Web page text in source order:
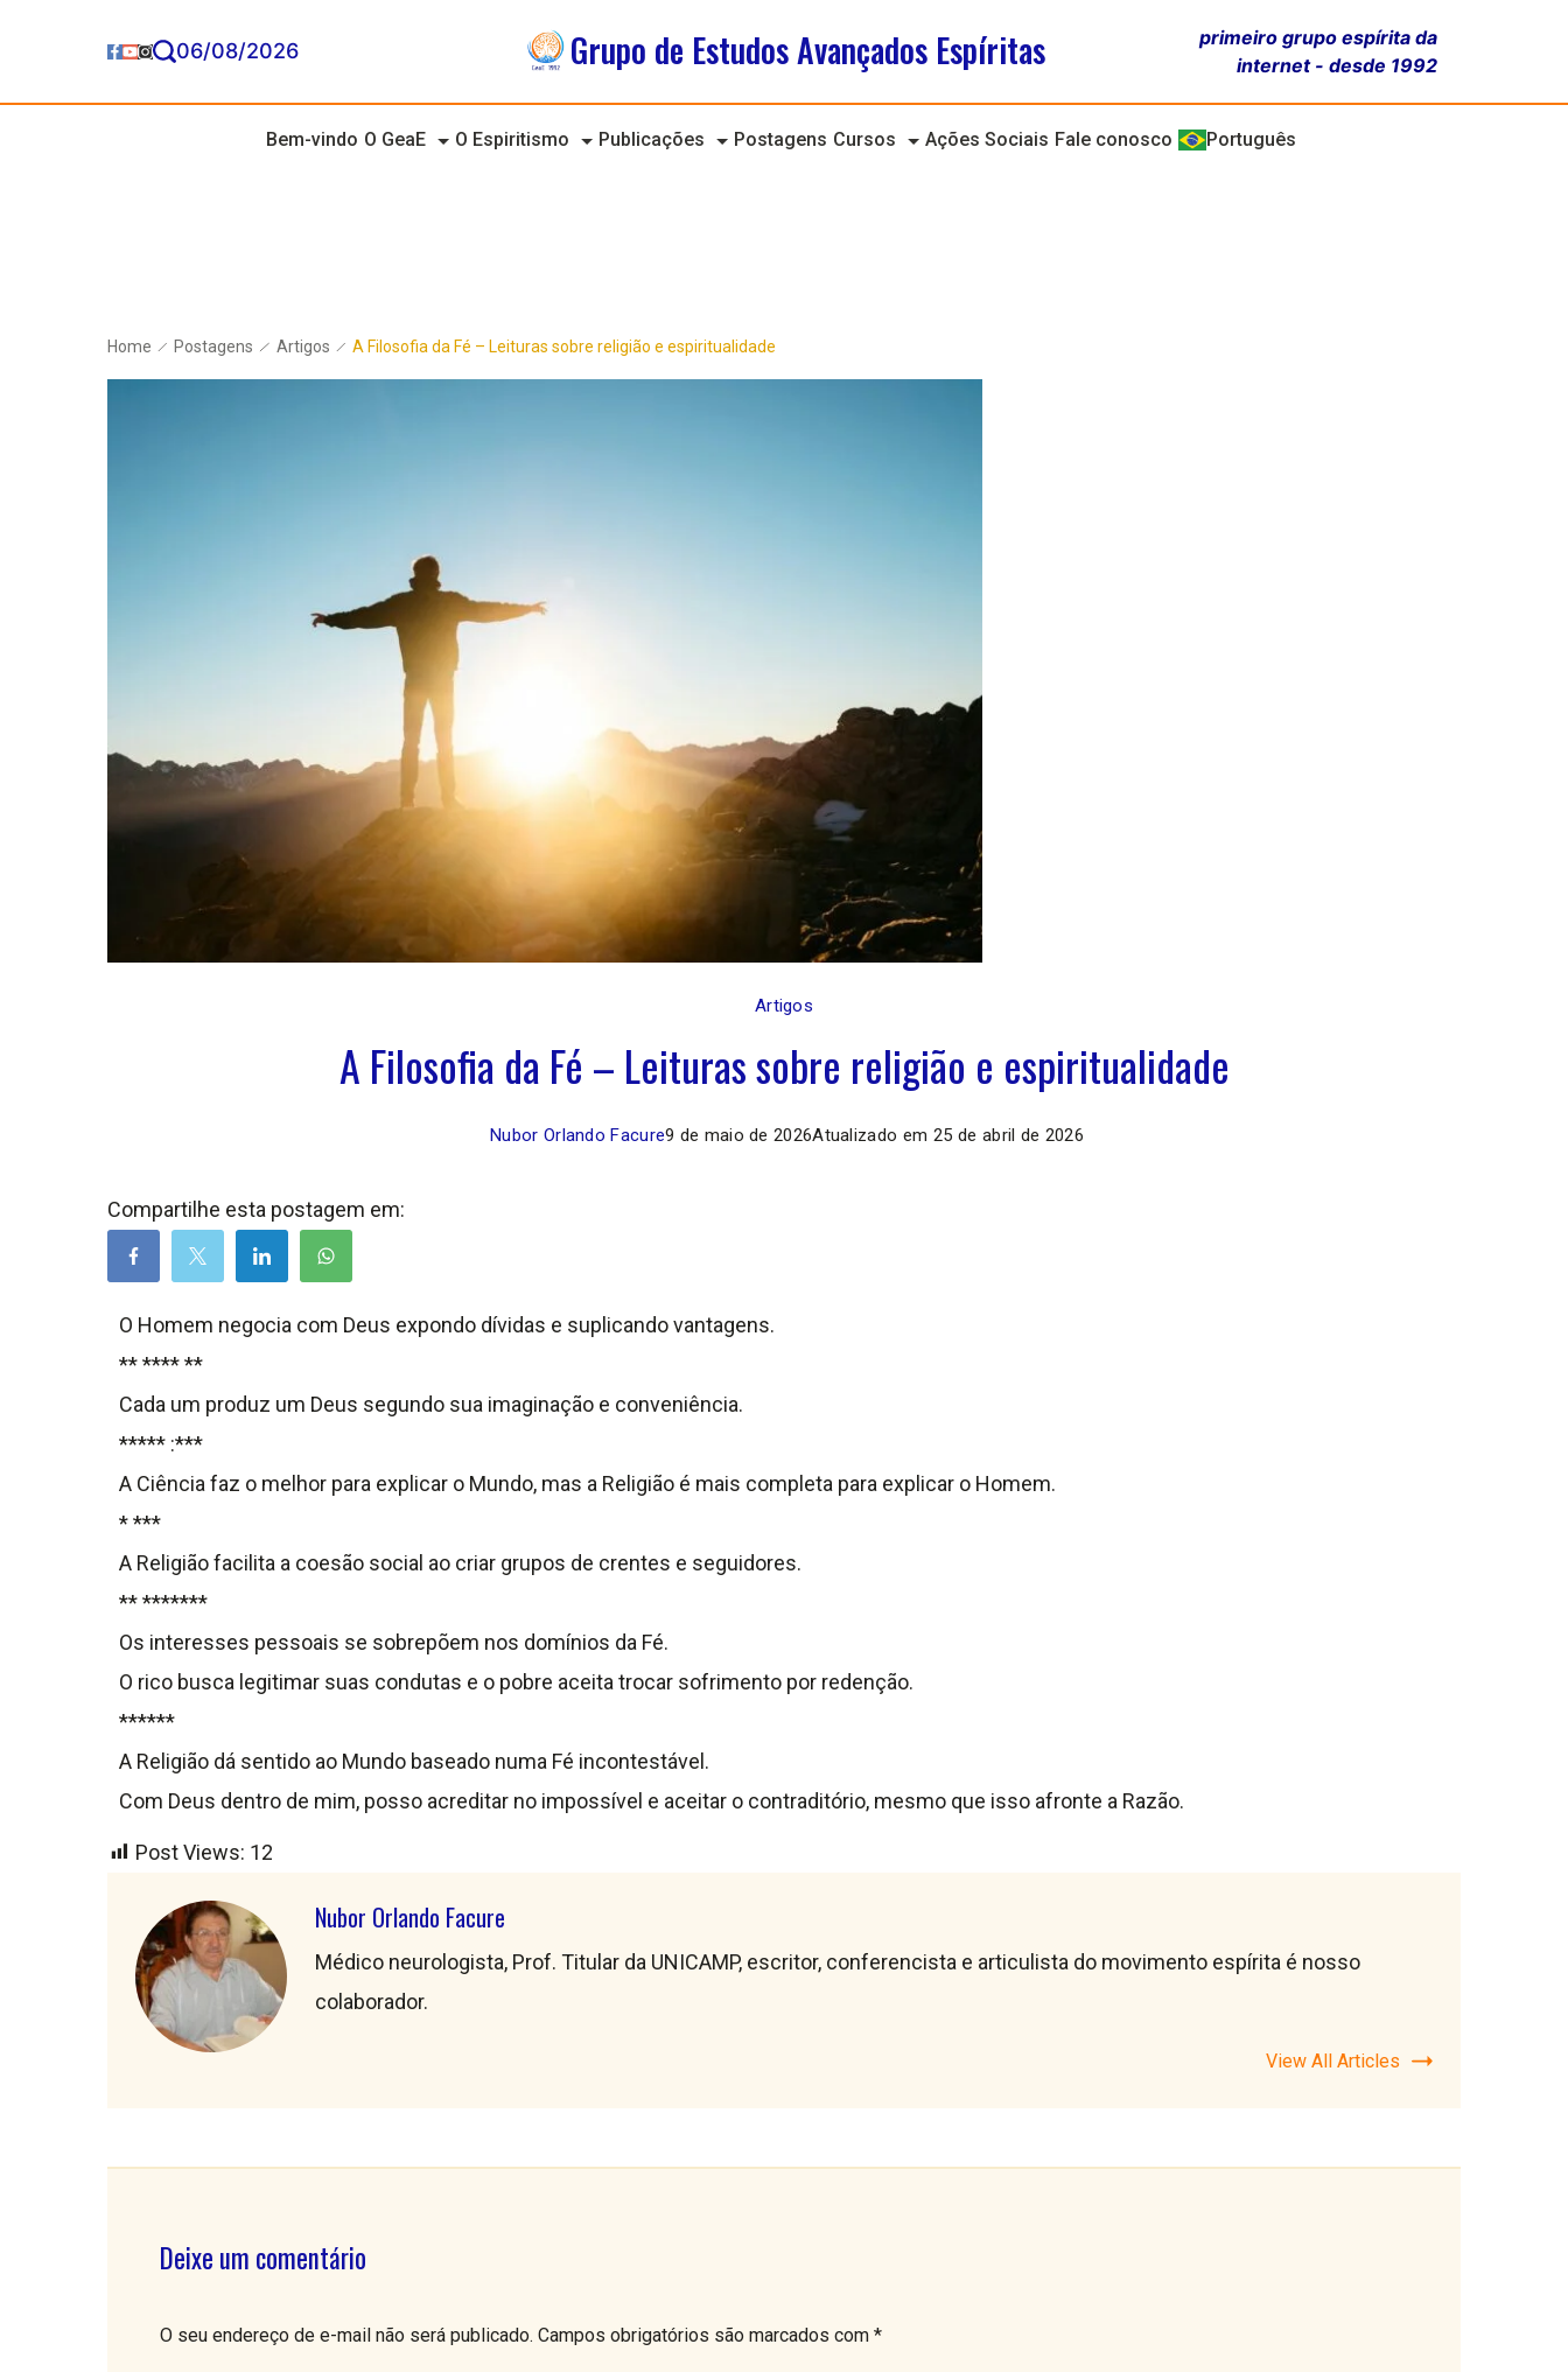
06/08/2026 Grupo de Estudos Avançados Espíritas
primeiro grupo espírita da
internet - desde 1992
Bem-vindo O GeaE O Espiritismo Publicações Postagens Cursos Ações Sociais Fale conosco Português
Home Postagens Artigos A Filosofia da Fé – Leituras sobre religião e espiritualidade
Artigos
A Filosofia da Fé – Leituras sobre religião e espiritualidade
Nubor Orlando Facure9 de maio de 2026Atualizado em 25 de abril de 2026
Compartilhe esta postagem em:
O Homem negocia com Deus expondo dívidas e suplicando vantagens.
** **** **
Cada um produz um Deus segundo sua imaginação e conveniência.
***** :***
A Ciência faz o melhor para explicar o Mundo, mas a Religião é mais completa para explicar o Homem.
* ***
A Religião facilita a coesão social ao criar grupos de crentes e seguidores.
** *******
Os interesses pessoais se sobrepõem nos domínios da Fé.
O rico busca legitimar suas condutas e o pobre aceita trocar sofrimento por redenção.
******
A Religião dá sentido ao Mundo baseado numa Fé incontestável.
Com Deus dentro de mim, posso acreditar no impossível e aceitar o contraditório, mesmo que isso afronte a Razão.
Post Views: 12
Nubor Orlando Facure
Médico neurologista, Prof. Titular da UNICAMP, escritor, conferencista e articulista do movimento espírita é nosso
colaborador.
View All Articles
Deixe um comentário
O seu endereço de e-mail não será publicado. Campos obrigatórios são marcados com *